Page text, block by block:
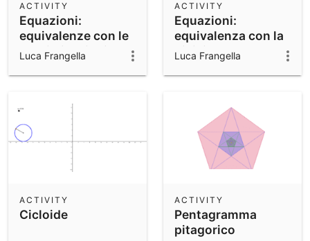
Equazioni:
equivalenze con le
moltiplicazioni
ACTIVITY
Luca Frangella
Equazioni:
equivalenza con la
divisione
ACTIVITY
Luca Frangella
Cicloide
ACTIVITY
Pentagramma
pitagorico
ACTIVITY